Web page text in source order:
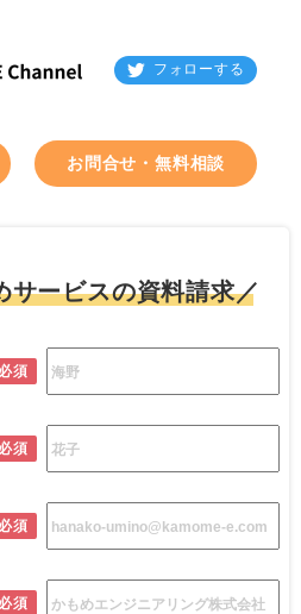
フォローする
お問合せ・無料相談
サービスの資料請求／
必須
必須
必須
必須